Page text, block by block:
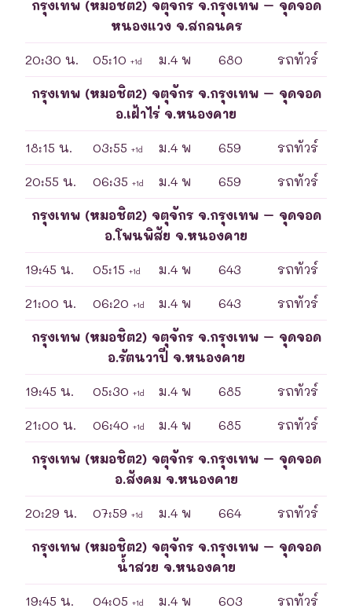
กรุงเทพ (หมอชิต2) จตุจักร จ.กรุงเทพ – จุดจอด
หนองแวง จ.สกลนคร
20:30 น. 05:10 +1d ม.4 พ 680 รถทัวร์
กรุงเทพ (หมอชิต2) จตุจักร จ.กรุงเทพ – จุดจอด
อ.เฝ้าไร่ จ.หนองคาย
18:15 น. 03:55 +1d ม.4 พ 659 รถทัวร์
20:55 น. 06:35 +1d ม.4 พ 659 รถทัวร์
กรุงเทพ (หมอชิต2) จตุจักร จ.กรุงเทพ – จุดจอด
อ.โพนพิสัย จ.หนองคาย
19:45 น. 05:15 +1d ม.4 พ 643 รถทัวร์
21:00 น. 06:20 +1d ม.4 พ 643 รถทัวร์
กรุงเทพ (หมอชิต2) จตุจักร จ.กรุงเทพ – จุดจอด
อ.รัตนวาปี จ.หนองคาย
19:45 น. 05:30 +1d ม.4 พ 685 รถทัวร์
21:00 น. 06:40 +1d ม.4 พ 685 รถทัวร์
กรุงเทพ (หมอชิต2) จตุจักร จ.กรุงเทพ – จุดจอด
อ.สังคม จ.หนองคาย
20:29 น. 07:59 +1d ม.4 พ 664 รถทัวร์
กรุงเทพ (หมอชิต2) จตุจักร จ.กรุงเทพ – จุดจอด
น้ำสวย จ.หนองคาย
19:45 น. 04:05 +1d ม.4 พ 603 รถทัวร์